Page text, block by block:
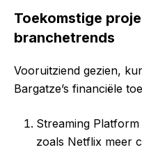
Toekomstige
branchetrends
Vooruitziend gezien,
Bargatze’s financiële
Streaming
zoals Netflix meer